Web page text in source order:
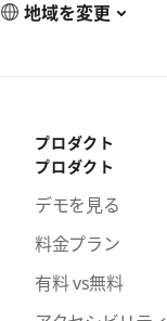
地域を変更
プロダクト
プロダクト
デモを見る
料金プラン
有料 vs無料